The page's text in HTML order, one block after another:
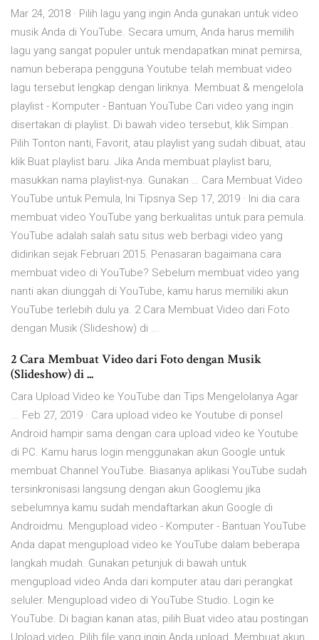
Mar 24, 2018 · Pilih lagu yang ingin Anda gunakan untuk video
musik Anda di YouTube. Secara umum, Anda harus memilih
lagu yang sangat populer untuk mendapatkan minat pemirsa,
namun beberapa pengguna Youtube telah membuat video
lagu tersebut lengkap dengan liriknya. Membuat & mengelola
playlist - Komputer - Bantuan YouTube Cari video yang ingin
disertakan di playlist. Di bawah video tersebut, klik Simpan .
Pilih Tonton nanti, Favorit, atau playlist yang sudah dibuat, atau
klik Buat playlist baru. Jika Anda membuat playlist baru,
masukkan nama playlist-nya. Gunakan … Cara Membuat Video
YouTube untuk Pemula, Ini Tipsnya Sep 17, 2019 · Ini dia cara
membuat video YouTube yang berkualitas untuk para pemula.
YouTube adalah salah satu situs web berbagi video yang
didirikan sejak Februari 2015. Penasaran bagaimana cara
membuat video di YouTube? Sebelum membuat video yang
nanti akan diunggah di YouTube, kamu harus memiliki akun
YouTube terlebih dulu ya. 2 Cara Membuat Video dari Foto
dengan Musik (Slideshow) di ...
2 Cara Membuat Video dari Foto dengan Musik
(Slideshow) di ...
Cara Upload Video ke YouTube dan Tips Mengelolanya Agar
... Feb 27, 2019 · Cara upload video ke Youtube di ponsel
Android hampir sama dengan cara upload video ke Youtube
di PC. Kamu harus login menggunakan akun Google untuk
membuat Channel YouTube. Biasanya aplikasi YouTube sudah
tersinkronisasi langsung dengan akun Googlemu jika
sebelumnya kamu sudah mendaftarkan akun Google di
Androidmu. Mengupload video - Komputer - Bantuan YouTube
Anda dapat mengupload video ke YouTube dalam beberapa
langkah mudah. Gunakan petunjuk di bawah untuk
mengupload video Anda dari komputer atau dari perangkat
seluler. Mengupload video di YouTube Studio. Login ke
YouTube. Di bagian kanan atas, pilih Buat video atau postingan